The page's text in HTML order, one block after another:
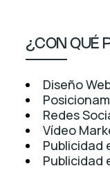
¿CON QUÉ
Diseño
Redes
Vídeo
Publicidad
Publicidad